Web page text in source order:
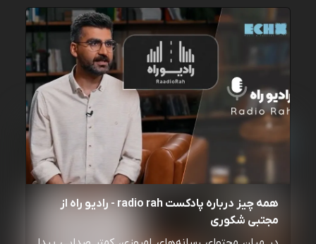
همه چیز درباره پادکست radio rah - رادیو راه از
مجتبی شکوری